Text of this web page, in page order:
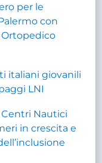
per le
con
Ortopedico
italiani giovanili
LNI
Nautici
in crescita e